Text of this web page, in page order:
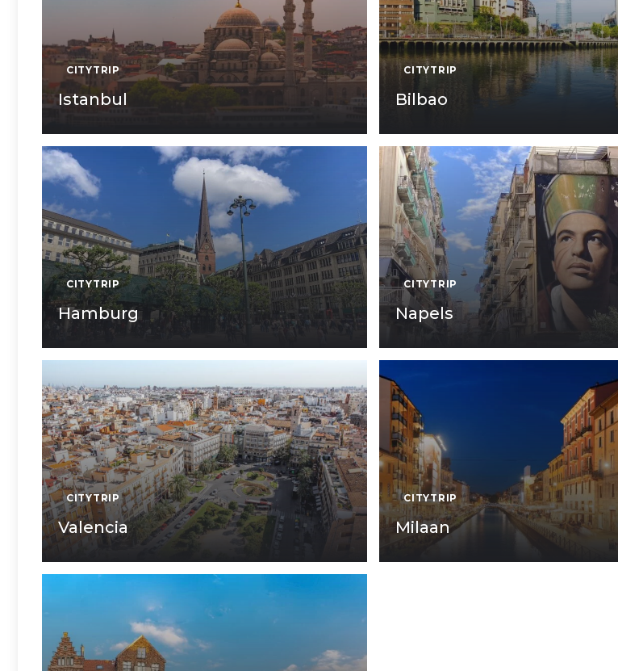
CITYTRIP
Istanbul
CITYTRIP
Bilbao
CITYTRIP
Hamburg
CITYTRIP
Napels
CITYTRIP
Valencia
CITYTRIP
Milaan